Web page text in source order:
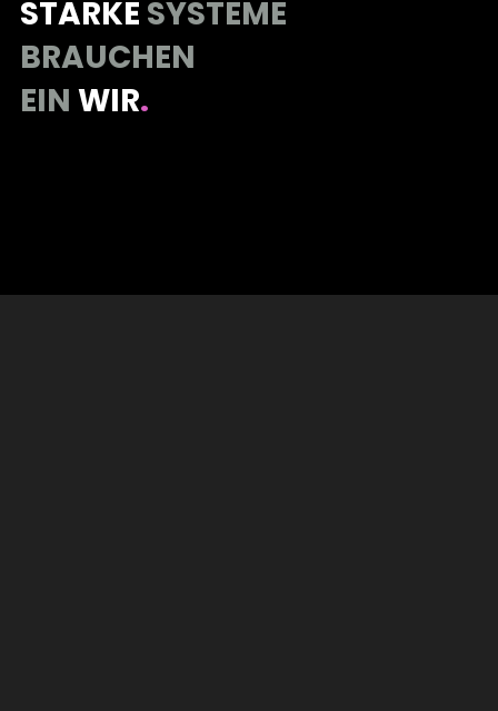
STARKE SYSTEME
BRAUCHEN
EIN WIR.